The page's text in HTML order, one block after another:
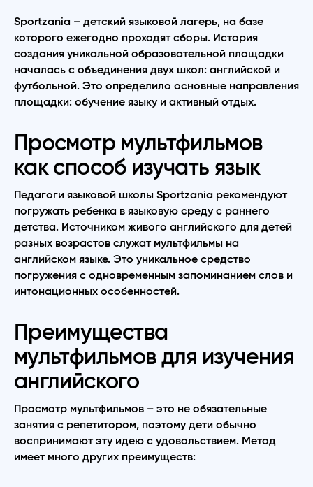
Sportzania – детский языковой лагерь, на базе
которого ежегодно проходят сборы. История
создания уникальной образовательной площадки
началась с объединения двух школ: английской и
футбольной. Это определило основные направления
площадки: обучение языку и активный отдых.
Просмотр мультфильмов
как способ изучать язык
Педагоги языковой школы Sportzania рекомендуют
погружать ребенка в языковую среду с раннего
детства. Источником живого английского для детей
разных возрастов служат мультфильмы на
английском языке. Это уникальное средство
погружения с одновременным запоминанием слов и
интонационных особенностей.
Преимущества
мультфильмов для изучения
английского
Просмотр мультфильмов – это не обязательные
занятия с репетитором, поэтому дети обычно
воспринимают эту идею с удовольствием. Метод
имеет много других преимуществ: